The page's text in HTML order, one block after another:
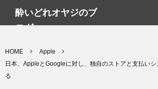
酔いどれオヤジのブ
ログwp
HOME
Apple
日本、AppleとGoogleに対し、独自のストアと支払い
る